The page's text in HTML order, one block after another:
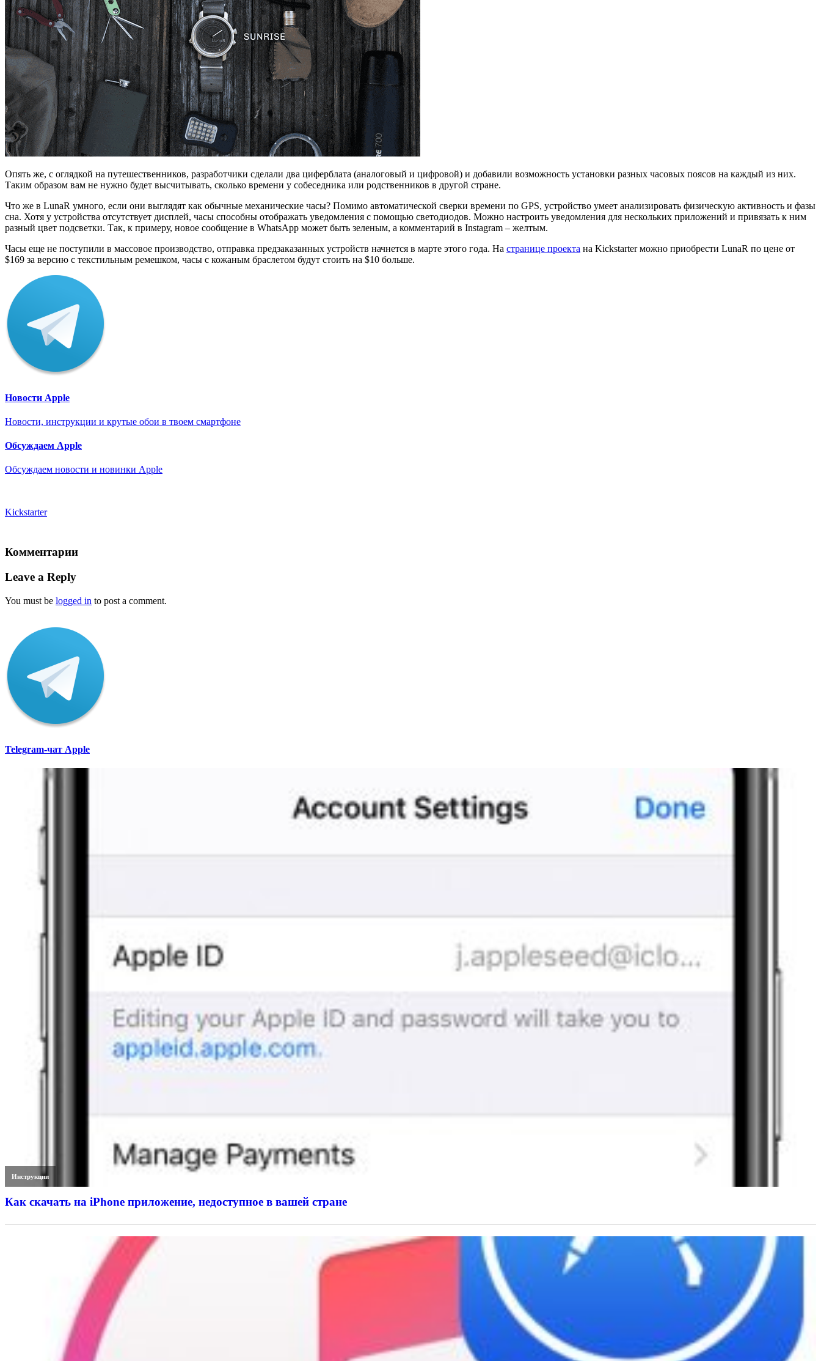
Опять же, с оглядкой на путешественников, разработчики сделали два циферблата (аналоговый и цифровой) и добавили возможность установки разных часовых поясов на каждый из них.
Таким образом вам не нужно будет высчитывать, сколько времени у собеседника или родственников в другой стране.
Что же в LunaR умного, если они выглядят как обычные механические часы? Помимо автоматической сверки времени по GPS, устройство умеет анализировать физическую активность и фазы
сна. Хотя у устройства отсутствует дисплей, часы способны отображать уведомления с помощью светодиодов. Можно настроить уведомления для нескольких приложений и привязать к ним
разный цвет подсветки. Так, к примеру, новое сообщение в WhatsApp может быть зеленым, а комментарий в Instagram – желтым.
Часы еще не поступили в массовое производство, отправка предзаказанных устройств начнется в марте этого года. На странице проекта на Kickstarter можно приобрести LunaR по цене от
$169 за версию с текстильным ремешком, часы с кожаным браслетом будут стоить на $10 больше.
Новости Apple
Новости, инструкции и крутые обои в твоем смартфоне
Обсуждаем Apple
Обсуждаем новости и новинки Apple
Kickstarter
Комментарии
Leave a Reply
You must be logged in to post a comment.
Telegram-чат Apple
Инструкции
Как скачать на iPhone приложение, недоступное в вашей стране